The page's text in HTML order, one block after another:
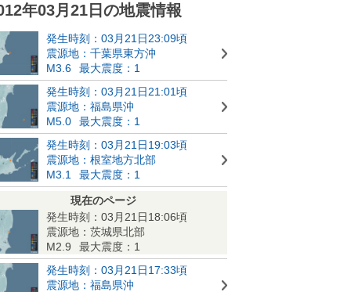
年03月21日の地震情報
発生時刻：03月21日23:09頃
震源地：千葉県東方沖
M3.6
最大震度：1
発生時刻：03月21日21:01頃
震源地：福島県沖
M5.0
最大震度：1
発生時刻：03月21日19:03頃
震源地：根室地方北部
M3.1
最大震度：1
現在のページ
発生時刻：03月21日18:06頃
震源地：茨城県北部
M2.9
最大震度：1
発生時刻：03月21日17:33頃
震源地：福島県沖